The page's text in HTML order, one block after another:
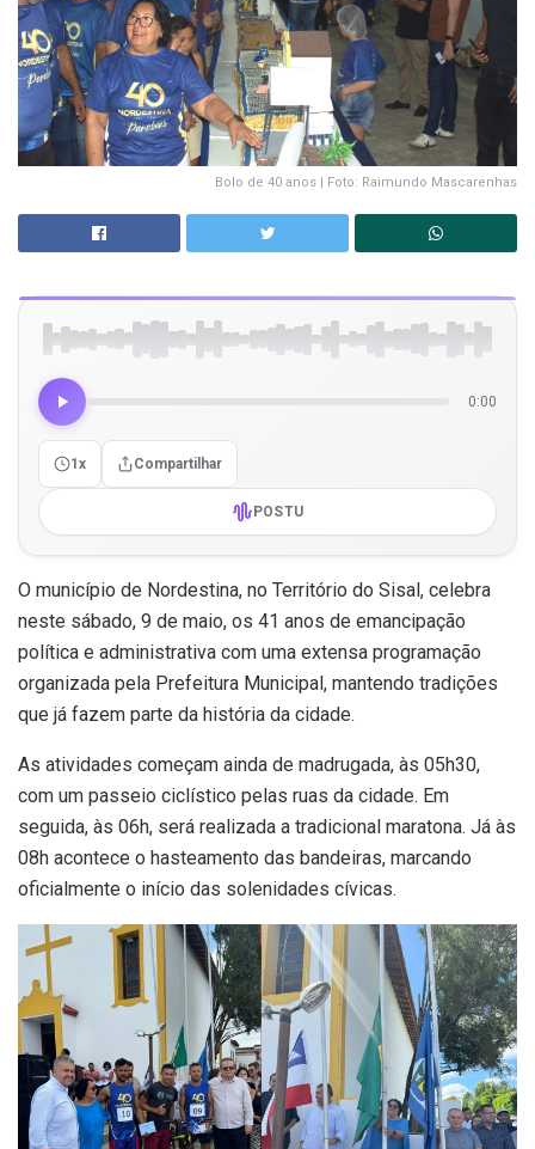
Bolo de 40 anos | Foto: Raimundo Mascarenhas
0:00
1x Compartilhar
POSTU
O município de Nordestina, no Território do Sisal, celebra
neste sábado, 9 de maio, os 41 anos de emancipação
política e administrativa com uma extensa programação
organizada pela Prefeitura Municipal, mantendo tradições
que já fazem parte da história da cidade.
As atividades começam ainda de madrugada, às 05h30,
com um passeio ciclístico pelas ruas da cidade. Em
seguida, às 06h, será realizada a tradicional maratona. Já às
08h acontece o hasteamento das bandeiras, marcando
oficialmente o início das solenidades cívicas.